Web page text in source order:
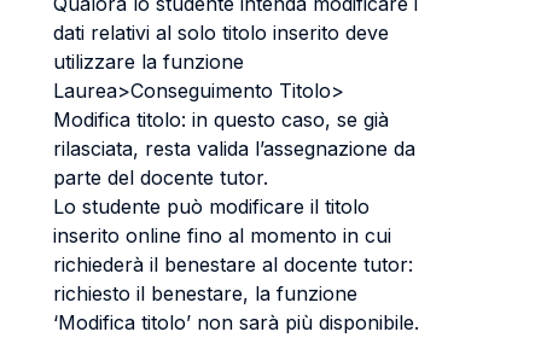
dati relativi al solo titolo inserito deve
utilizzare la funzione
Laurea>Conseguimento Titolo>
Modifica titolo: in questo caso, se già
rilasciata, resta valida l’assegnazione da
parte del docente tutor.
Lo studente può modificare il titolo
inserito online fino al momento in cui
richiederà il benestare al docente tutor:
richiesto il benestare, la funzione
‘Modifica titolo’ non sarà più disponibile.